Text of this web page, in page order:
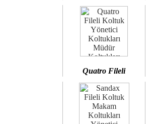
Quatro Fileli